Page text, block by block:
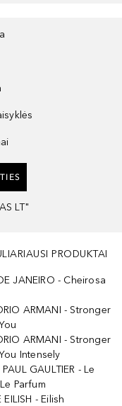
LT"
PRODUKTAI
JANEIRO - Cheirosa
ARMANI - Stronger
ARMANI - Stronger
Intensely
GAULTIER - Le
Parfum
EILISH - Eilish